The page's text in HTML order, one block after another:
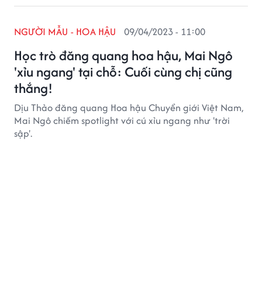
Học trò đăng quang hoa hậu, Mai Ngô
'xỉu ngang' tại chỗ: Cuối cùng chị cũng
thắng!
NGƯỜI MẪU - HOA HẬU 09/04/2023 - 11:00
Dịu Thảo đăng quang Hoa hậu Chuyển giới Việt Nam,
Mai Ngô chiếm spotlight với cú xỉu ngang như 'trời
sập'.